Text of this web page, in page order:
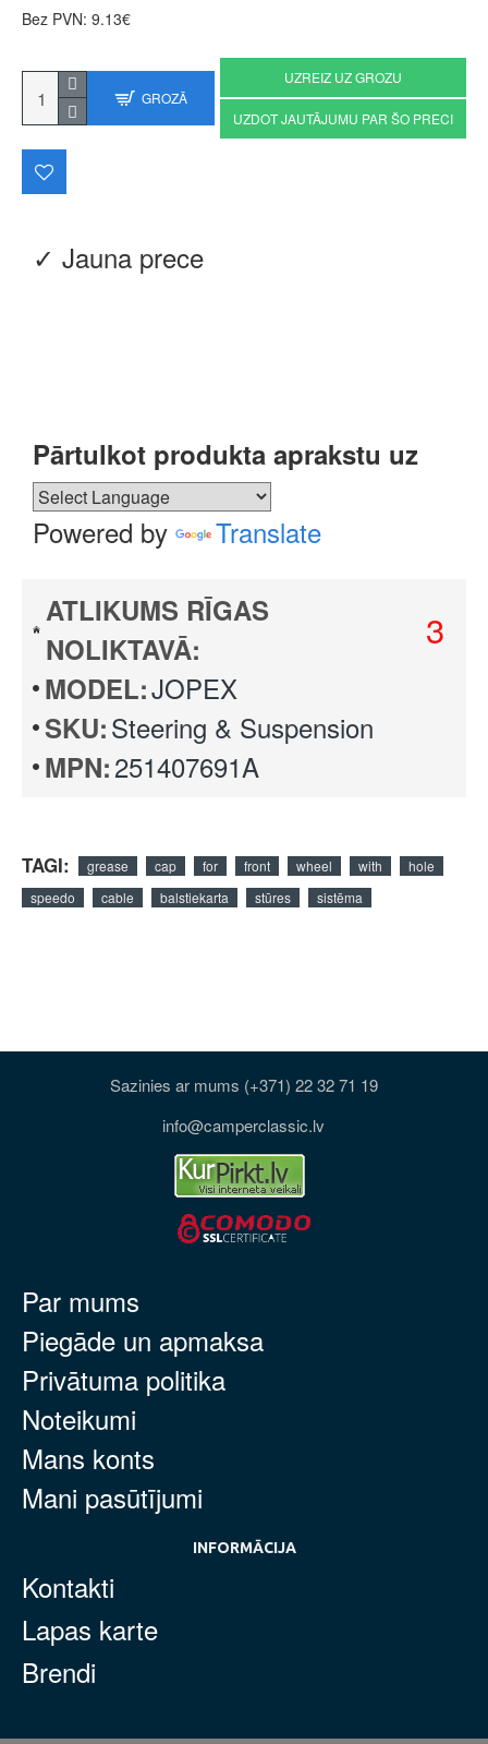
✓ Jauna prece
Pārtulkot produkta aprakstu uz
Powered by Translate
ATLIKUMS RĪGAS
NOLIKTAVĀ:
3
MODEL:JOPEX
SKU:Steering & Suspension
MPN:251407691A
Bez PVN: 9.13€
GROZĀ
UZREIZ UZ GROZU
UZDOT JAUTĀJUMU PAR ŠO PRECI
TAGI: grease cap for front wheel with
hole
speedo
cable balstiekarta stūres sistēma
Sazinies ar mums (+371) 22 32 71 19
info@camperclassic.lv
Par mums
Piegāde un apmaksa
Privātuma politika
Noteikumi
Mans konts
Mani pasūtījumi
INFORMĀCIJA
Kontakti
Lapas karte
Brendi